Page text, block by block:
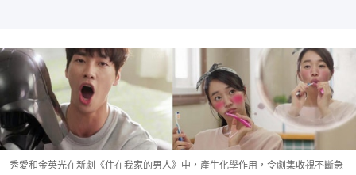
秀愛和金英光在新劇《住在我家的男人》中，產生化學作用，令劇集收視不斷急